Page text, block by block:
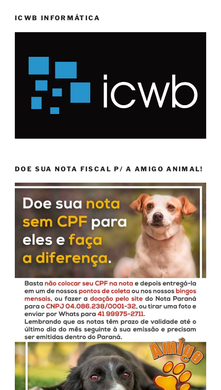
ICWB INFORMÁTICA
DOE SUA NOTA FISCAL P/ A AMIGO ANIMAL!